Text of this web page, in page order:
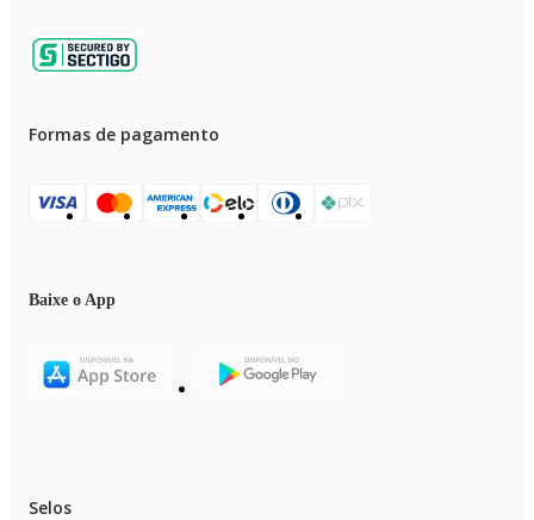
Formas de pagamento
Baixe o App
Selos